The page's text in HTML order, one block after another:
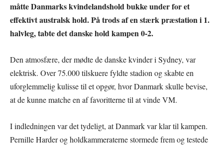
måtte Danmarks kvindelandshold bukke under for et
effektivt australsk hold. På trods af en stærk præstation i 1.
halvleg, tabte det danske hold kampen 0-2.
Den atmosfære, der mødte de danske kvinder i Sydney, var
elektrisk. Over 75.000 tilskuere fyldte stadion og skabte en
uforglemmelig kulisse til et opgør, hvor Danmark skulle bevise,
at de kunne matche en af favoritterne til at vinde VM.
I indledningen var det tydeligt, at Danmark var klar til kampen.
Pernille Harder og holdkammeraterne stormede frem og testede